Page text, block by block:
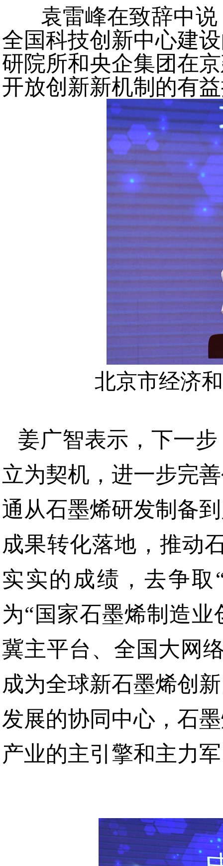
袁雷峰在致辞中说
全国科技创新中心建
研院所和央企集团在
开放创新新机制的有
北京市经济
姜广智表示，下一
立为契机，进一步完
通从石墨烯研发制备
成果转化落地，推动
实实的成绩，去争
为“国家石墨烯制造
冀主平台、全国大网
成为全球新石墨烯创
发展的协同中心，石
产业的主引擎和主力